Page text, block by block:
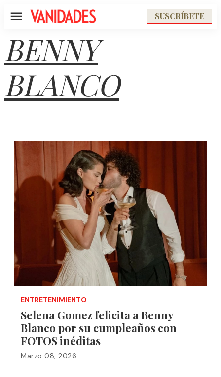
Menú SUSCRÍBETE
BENNY
BLANCO
ENTRETENIMIENTO
Selena Gomez felicita a Benny
Blanco por su cumpleaños con
FOTOS inéditas
Marzo 08, 2026